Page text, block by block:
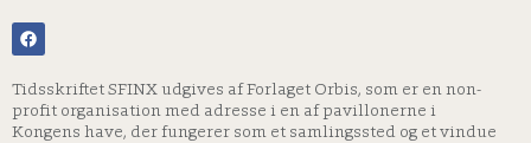
Tidsskriftet SFINX udgives af Forlaget Orbis, som er en non-
profit organisation med adresse i en af pavillonerne i
Kongens have, der fungerer som et samlingssted og et vindue